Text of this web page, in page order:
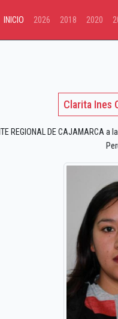
INICIO 2026 2018 2020
Clarita Ines
REGIONAL DE CAJAMARCA